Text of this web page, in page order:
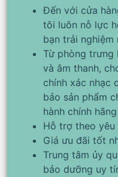
Đến với cửa
tôi luôn nỗ lực
bạn trải nghiệm
Từ phòng trưng
và âm thanh,
chính xác nhạc
bảo sản phẩm
hành chính hãng
Hỗ trợ theo yêu
Giá ưu đãi tốt
Trung tâm ủy
bảo dưỡng uy